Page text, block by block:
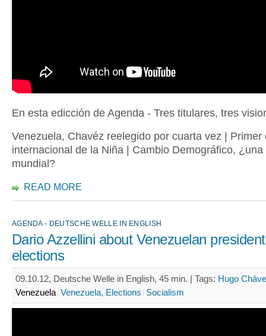
En esta edicción de Agenda - Tres titulares, tres
Venezuela, Chavéz reelegido por cuarta vez | Primer
internacional de la Niña | Cambio Demográfico, ¿una
mundial?
READ MORE
AGENDA - DEUTSCHE WELLE IN ENGLISH
Dario Azzellini about Venezuelan
elections
09.10.12, Deutsche Welle in English, 45 min. | Tags: Hugo
Venezuela Venezuela, Elections Socialism